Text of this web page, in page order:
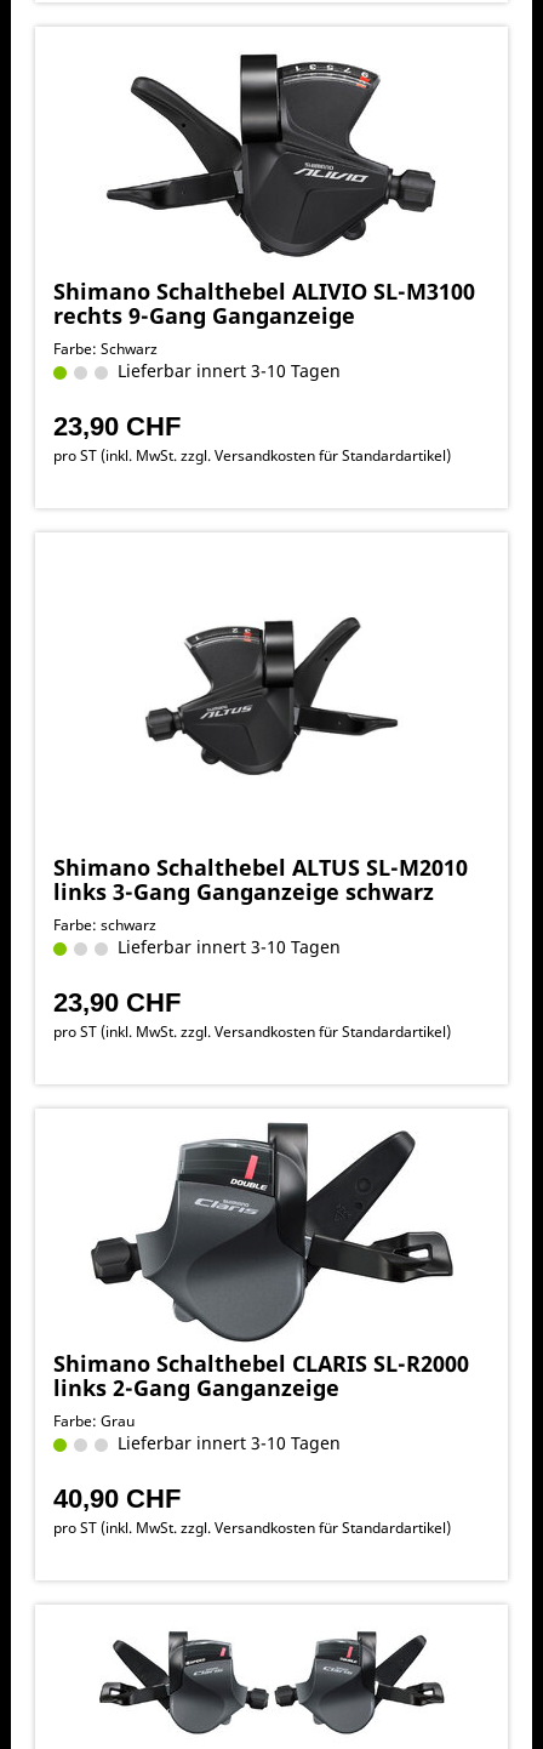
Shimano Schalthebel ALIVIO SL-M3100
rechts 9-Gang Ganganzeige
Farbe: Schwarz
Lieferbar innert 3-10 Tagen
23,90 CHF
pro ST (inkl. MwSt. zzgl.Versandkosten für Standardartikel)
Shimano Schalthebel ALTUS SL-M2010
links 3-Gang Ganganzeige schwarz
Farbe: schwarz
Lieferbar innert 3-10 Tagen
23,90 CHF
pro ST (inkl. MwSt. zzgl.Versandkosten für Standardartikel)
Shimano Schalthebel CLARIS SL-R2000
links 2-Gang Ganganzeige
Farbe: Grau
Lieferbar innert 3-10 Tagen
40,90 CHF
pro ST (inkl. MwSt. zzgl.Versandkosten für Standardartikel)